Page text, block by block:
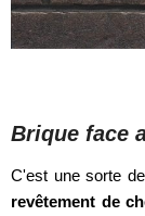
Brique face
C'est une sorte
revêtement de